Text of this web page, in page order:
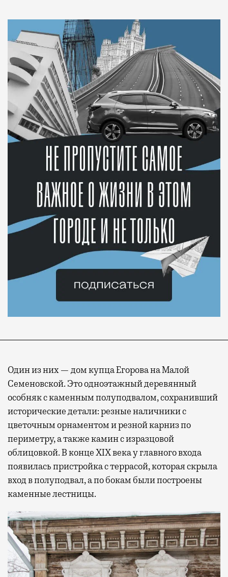
Один из них — дом купца Егорова на Малой
Семеновской. Это одноэтажный деревянный
особняк с каменным полуподвалом, сохранивший
исторические детали: резные наличники с
цветочным орнаментом и резной карниз по
периметру, а также камин с изразцовой
облицовкой. В конце XIX века у главного входа
появилась пристройка с террасой, которая скрыла
вход в полуподвал, а по бокам были построены
каменные лестницы.